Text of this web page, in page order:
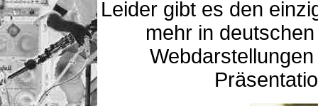
Leider gibt es den
mehr in